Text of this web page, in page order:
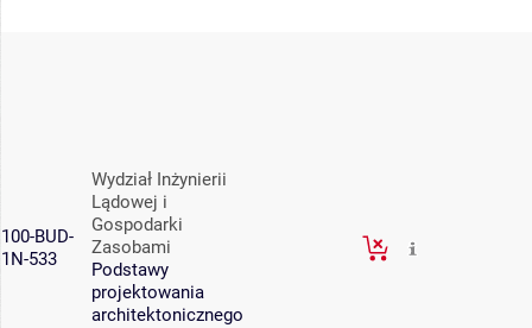
100-BUD-
1N-533
Wydział Inżynierii
Lądowej i
Gospodarki
Zasobami
Podstawy
projektowania
architektonicznego